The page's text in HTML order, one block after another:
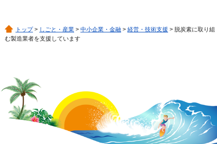
トップ> しごと・産業 > 中小企業・金融 > 経営・技術支援 > 脱炭素に取り組
む製造業者を支援しています